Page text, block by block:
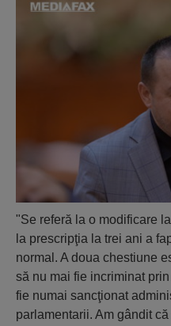
"Se referă la o modificare
la prescripţia la trei ani a
normal. A doua chestiune
să nu mai fie incriminat
fie numai sancţionat
parlamentarii. Am gândit